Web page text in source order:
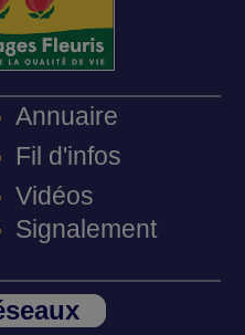
Annuaire
Fil d'infos
Vidéos
Signalement